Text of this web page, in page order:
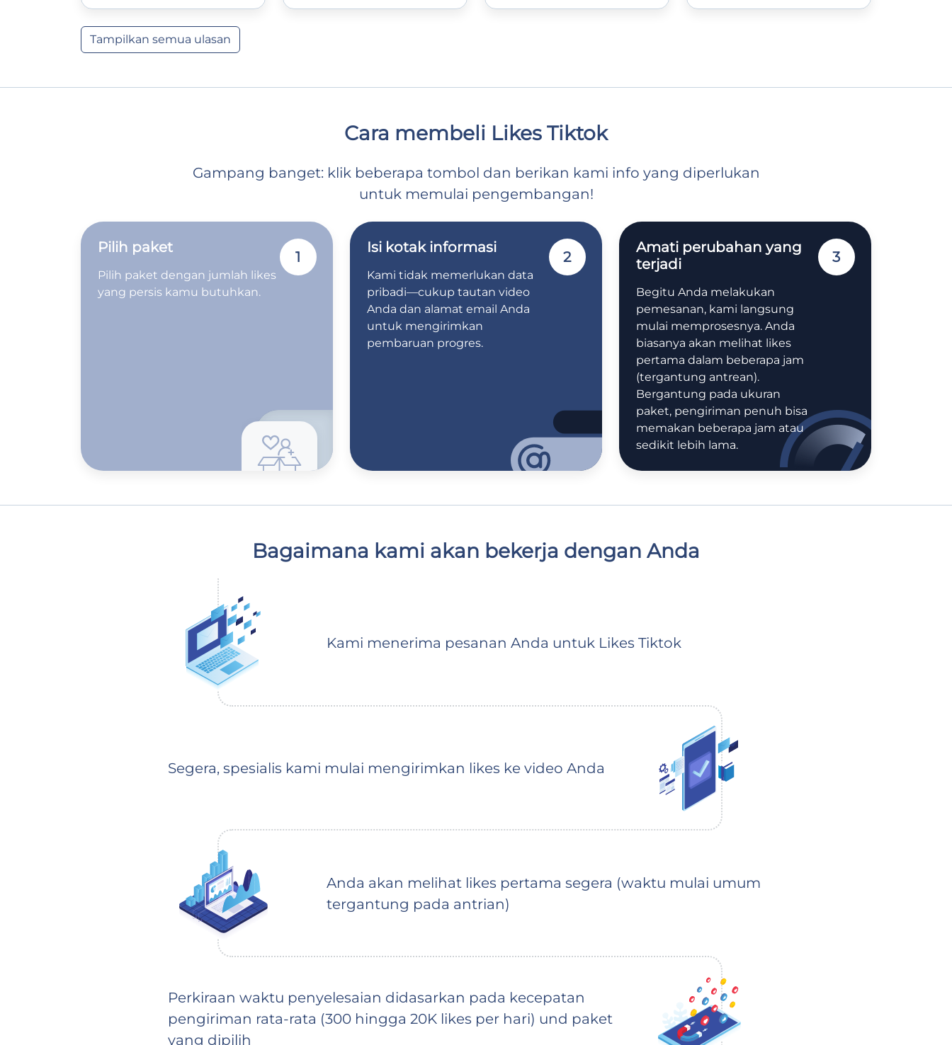
Tampilkan semua ulasan
Cara membeli Likes Tiktok
Gampang banget: klik beberapa tombol dan berikan kami info yang diperlukan
untuk memulai pengembangan!
Pilih paket
Pilih paket dengan jumlah likes
yang persis kamu butuhkan.
1
Isi kotak informasi
Kami tidak memerlukan data
pribadi—cukup tautan video
Anda dan alamat email Anda
untuk mengirimkan
pembaruan progres.
2
Amati perubahan yang
terjadi
Begitu Anda melakukan
pemesanan, kami langsung
mulai memprosesnya. Anda
biasanya akan melihat likes
pertama dalam beberapa jam
(tergantung antrean).
Bergantung pada ukuran
paket, pengiriman penuh bisa
memakan beberapa jam atau
sedikit lebih lama.
3
Bagaimana kami akan bekerja dengan Anda
Kami menerima pesanan Anda untuk Likes Tiktok
Segera, spesialis kami mulai mengirimkan likes ke video Anda
Anda akan melihat likes pertama segera (waktu mulai umum
tergantung pada antrian)
Perkiraan waktu penyelesaian didasarkan pada kecepatan
pengiriman rata-rata (300 hingga 20K likes per hari) und paket
yang dipilih